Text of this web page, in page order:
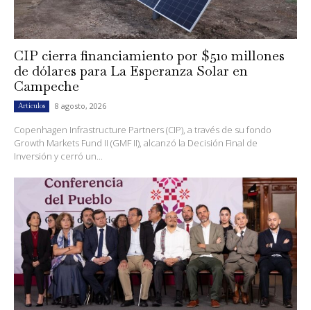
CIP cierra financiamiento por $510 millones
de dólares para La Esperanza Solar en
Campeche
Artículos 8 agosto, 2026
Copenhagen Infrastructure Partners (CIP), a través de su fondo
Growth Markets Fund II (GMF II), alcanzó la Decisión Final de
Inversión y cerró un...